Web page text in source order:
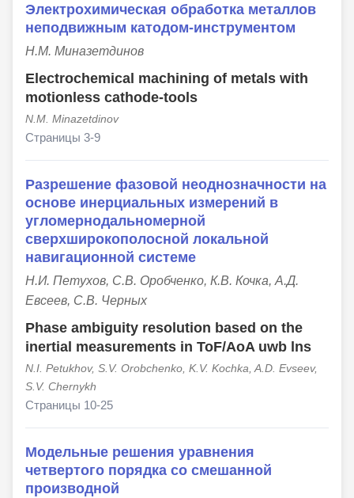
Электрохимическая обработка металлов
неподвижным катодом-инструментом
Н.М. Миназетдинов
Electrochemical machining of metals with
motionless cathode-tools
N.M. Minazetdinov
Страницы 3-9
Разрешение фазовой неоднозначности на
основе инерциальных измерений в
угломернодальномерной
сверхширокополосной локальной
навигационной системе
Н.И. Петухов, С.В. Оробченко, К.В. Кочка, А.Д.
Евсеев, С.В. Черных
Phase ambiguity resolution based on the
inertial measurements in ToF/AoA uwb lns
N.I. Petukhov, S.V. Orobchenko, K.V. Kochka, A.D. Evseev,
S.V. Chernykh
Страницы 10-25
Модельные решения уравнения
четвертого порядка со смешанной
производной